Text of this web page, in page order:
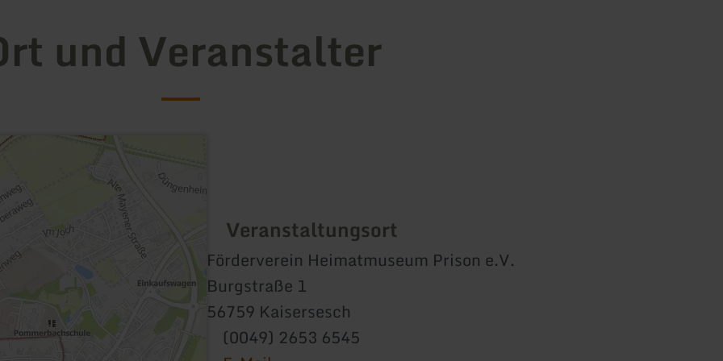
und Veranstalter
Veranstaltungsort
Förderverein Heimatmuseum Prison e.V.
Burgstraße 1
56759 Kaisersesch
(0049) 2653 6545